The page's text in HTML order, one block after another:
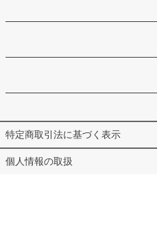
特定商取引法に基づく表示
個人情報の取扱